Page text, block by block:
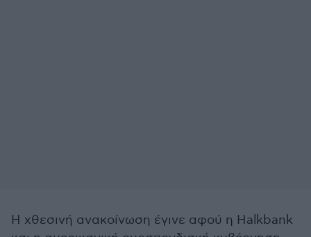
Η χθεσινή ανακοίνωση έγινε αφού η Halkbank